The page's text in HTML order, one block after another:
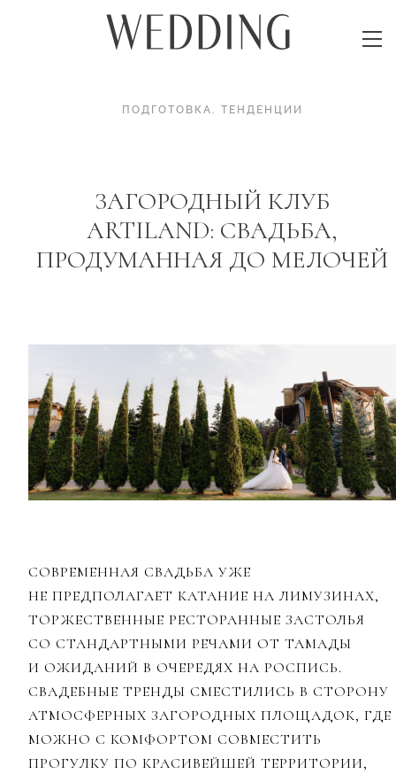
ПОДГОТОВКА. ТЕНДЕНЦИИ
ЗАГОРОДНЫЙ КЛУБ
ARTILAND: СВАДЬБА,
ПРОДУМАННАЯ ДО МЕЛОЧЕЙ
СОВРЕМЕННАЯ СВАДЬБА УЖЕ
НЕ ПРЕДПОЛАГАЕТ КАТАНИЕ НА ЛИМУЗИНАХ,
ТОРЖЕСТВЕННЫЕ РЕСТОРАННЫЕ ЗАСТОЛЬЯ
СО СТАНДАРТНЫМИ РЕЧАМИ ОТ ТАМАДЫ
И ОЖИДАНИЙ В ОЧЕРЕДЯХ НА РОСПИСЬ.
СВАДЕБНЫЕ ТРЕНДЫ СМЕСТИЛИСЬ В СТОРОНУ
АТМОСФЕРНЫХ ЗАГОРОДНЫХ ПЛОЩАДОК, ГДЕ
МОЖНО С КОМФОРТОМ СОВМЕСТИТЬ
ПРОГУЛКУ ПО КРАСИВЕЙШЕЙ ТЕРРИТОРИИ,